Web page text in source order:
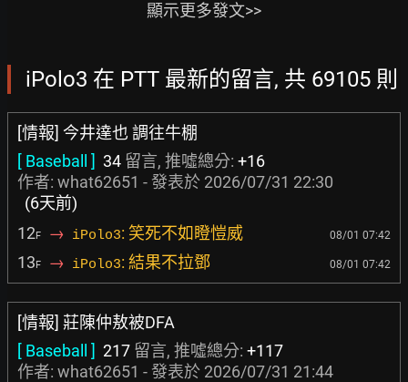
顯示更多發文>>
iPolo3 在 PTT 最新的留言, 共 69105 則
[情報] 今井達也 調往牛棚
[ Baseball ] 34 留言, 推噓總分: +16
作者: what62651 - 發表於 2026/07/31 22:30
(6天前)
12F → iPolo3: 笑死不如瞪愷威 08/01 07:42
13F → iPolo3: 結果不拉鄧 08/01 07:42
[情報] 莊陳仲敖被DFA
[ Baseball ] 217 留言, 推噓總分: +117
作者: what62651 - 發表於 2026/07/31 21:44